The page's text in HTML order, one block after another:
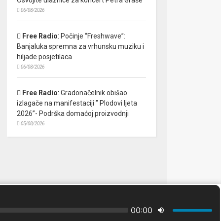
06/08/2026
Free Radio: Počinje “Freshwave”:
Banjaluka spremna za vrhunsku muziku i
hiljade posjetilaca
06/08/2026
Free Radio: Gradonačelnik obišao
izlagače na manifestaciji ” Plodovi ljeta
2026”- Podrška domaćoj proizvodnji
05/08/2026